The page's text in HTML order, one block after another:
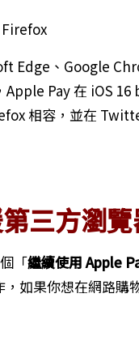
Edge、Google
Pay 在 iOS 16
相容，並在
三方瀏
「繼續使用 Apple
如果你想在網路購